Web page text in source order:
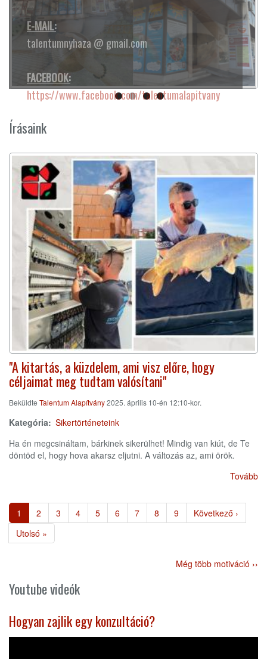
Írásaink
"A kitartás, a küzdelem, ami visz előre, hogy
céljaimat meg tudtam valósítani"
Beküldte Talentum Alapítvány2025. április 10-én 12:10-kor.
Kategória
Sikertörténeteink
Ha én megcsináltam, bárkinek sikerülhet! Mindig van kiút, de Te
döntöd el, hogy hova akarsz eljutni. A változás az, ami örök.
Tovább
Oldalszámozás
Jelenlegi
oldal
1 Page
2 Page
3 Page
4 Page
5 Page
6 Page
7 Page
8 Page
9
Következő
oldal
Következő ›
Utolsó
oldal
Utolsó »
Még több motiváció ››
Youtube videók
Hogyan zajlik egy konzultáció?